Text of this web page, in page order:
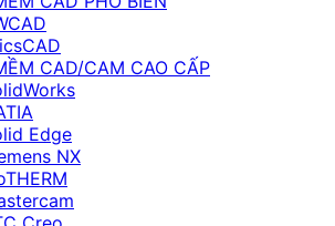
CAD/CAM CAO CẤP
Edge
NX